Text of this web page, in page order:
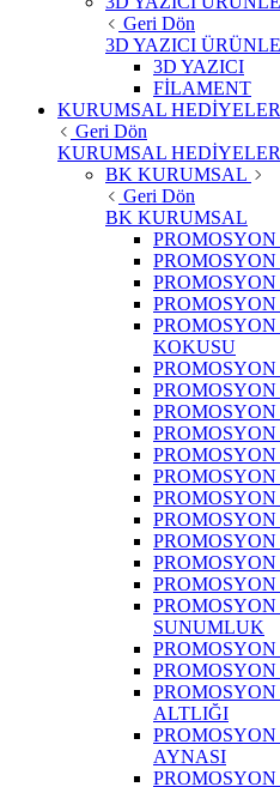
Geri Dön
3D YAZICI
3D YAZICI
FİLAMENT
KURUMSAL HEDİYELER
Geri Dön
KURUMSAL HEDİYELER
BK KURUMSAL
Geri Dön
BK KURUMSAL
KOKUSU
SUNUMLUK
ALTLIĞI
AYNASI